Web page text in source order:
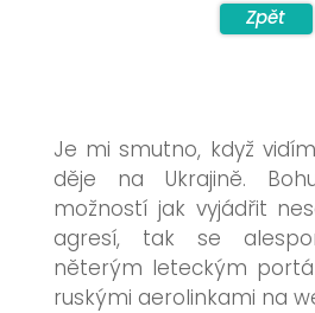
Zpět
Je mi smutno, když
děje na Ukrajině.
možností jak vyjádřit
agresí, tak se
něterým leteckým
ruskými aerolinkami na